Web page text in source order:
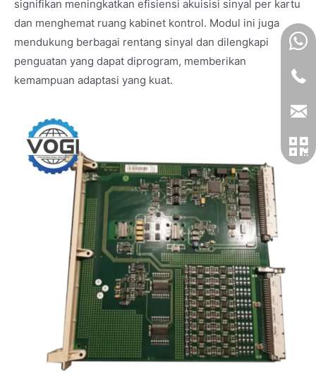
signifikan meningkatkan efisiensi akuisisi sinyal per kartu
dan menghemat ruang kabinet kontrol. Modul ini juga
mendukung berbagai rentang sinyal dan dilengkapi
penguatan yang dapat diprogram, memberikan
kemampuan adaptasi yang kuat.